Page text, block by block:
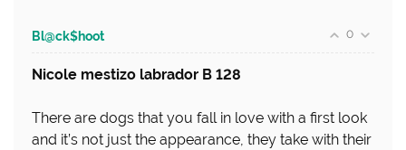
0
Bl@ck$hoot
Nicole mestizo labrador B 128
There are dogs that you fall in love with a first look
and it’s not just the appearance, they take with their